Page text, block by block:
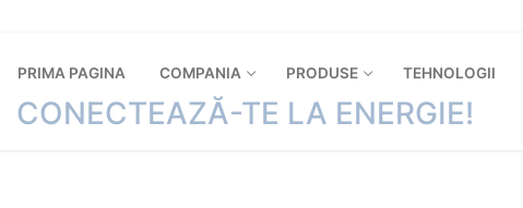
PRIMA PAGINA COMPANIA PRODUSE TEHNOLOGII
CONECTEAZĂ-TE LA ENERGIE!